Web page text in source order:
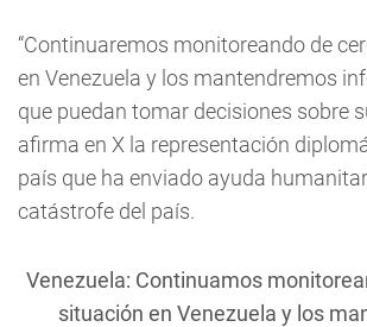
“Continuaremos monitoreando de
en Venezuela y los mantendremos
que puedan tomar decisiones sobre
afirma en X la representación
país que ha enviado ayuda
catástrofe del país.
Venezuela: Continuamos
situación en Venezuela y los